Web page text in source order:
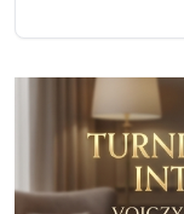
4. 온라인에서
결론: 왜
화면 시간을 말